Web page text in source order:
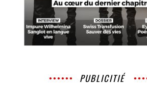
PUBLICITIÉ